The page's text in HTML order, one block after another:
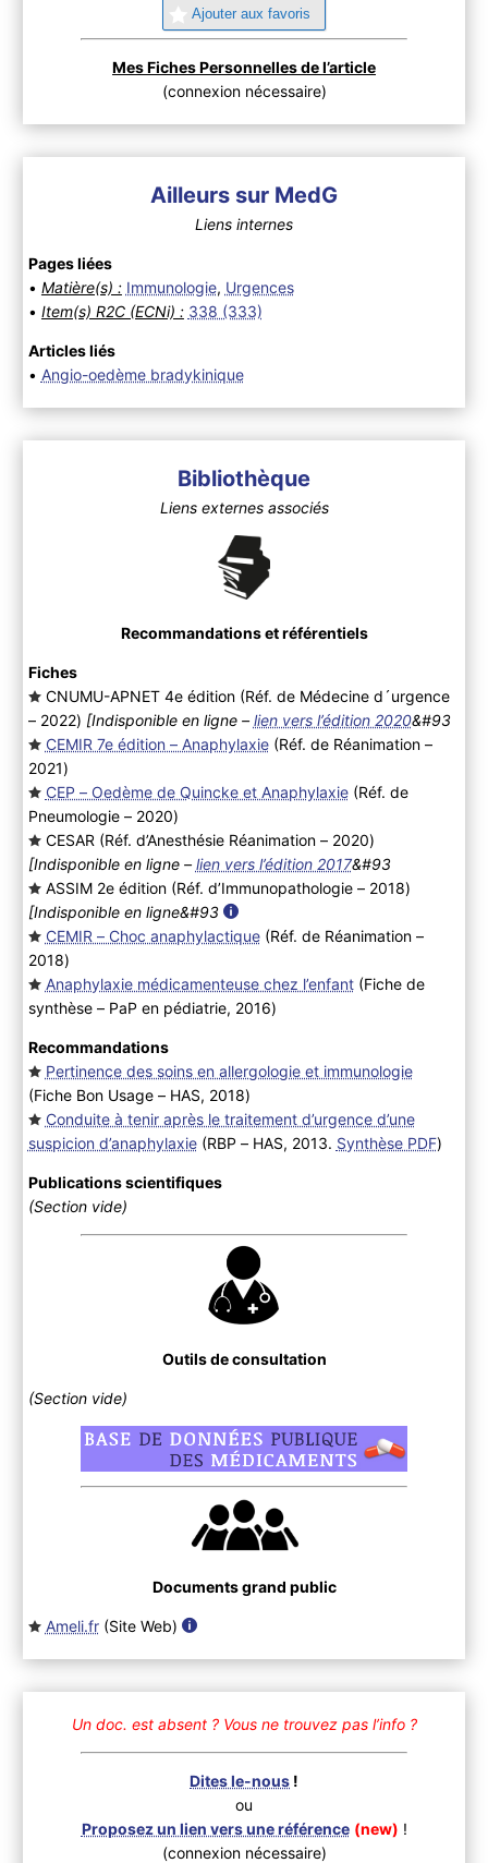
Ajouter aux favoris
Mes Fiches Personnelles de l’article
(connexion nécessaire)
Ailleurs sur MedG
Liens internes
Pages liées
• Matière(s) : Immunologie, Urgences
• Item(s) R2C (ECNi) : 338 (333)
Articles liés
• Angio-oedème bradykinique
Bibliothèque
Liens externes associés
Recommandations et référentiels
Fiches
CNUMU-APNET 4e édition (Réf. de Médecine d´urgence
– 2022) [Indisponible en ligne – lien vers l’édition 2020&#93
CEMIR 7e édition – Anaphylaxie(Réf. de Réanimation –
2021)
CEP – Oedème de Quincke et Anaphylaxie(Réf. de
Pneumologie – 2020)
CESAR (Réf. d’Anesthésie Réanimation – 2020)
[Indisponible en ligne – lien vers l’édition 2017&#93
ASSIM 2e édition (Réf. d’Immunopathologie – 2018)
[Indisponible en ligne&#93
CEMIR – Choc anaphylactique(Réf. de Réanimation –
2018)
Anaphylaxie médicamenteuse chez l’enfant(Fiche de
synthèse – PaP en pédiatrie, 2016)
Recommandations
Pertinence des soins en allergologie et immunologie
(Fiche Bon Usage – HAS, 2018)
Conduite à tenir après le traitement d’urgence d’une
suspicion d’anaphylaxie(RBP – HAS, 2013. Synthèse PDF)
Publications scientifiques
(Section vide)
Outils de consultation
(Section vide)
Documents grand public
Ameli.fr(Site Web)
Un doc. est absent ? Vous ne trouvez pas l’info ?
Dites le-nous !
ou
Proposez un lien vers une référence (new) !
(connexion nécessaire)